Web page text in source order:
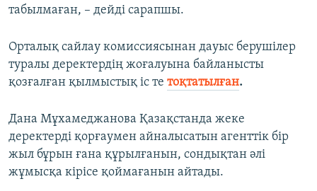
табылмаған, – дейді сарапшы.
Орталық сайлау комиссиясынан дауыс берушілер
туралы деректердің жоғалуына байланысты
қозғалған қылмыстық іс те тоқтатылған.
Дана Мұхамеджанова Қазақстанда жеке
деректерді қорғаумен айналысатын агенттік бір
жыл бұрын ғана құрылғанын, сондықтан әлі
жұмысқа кірісе қоймағанын айтады.